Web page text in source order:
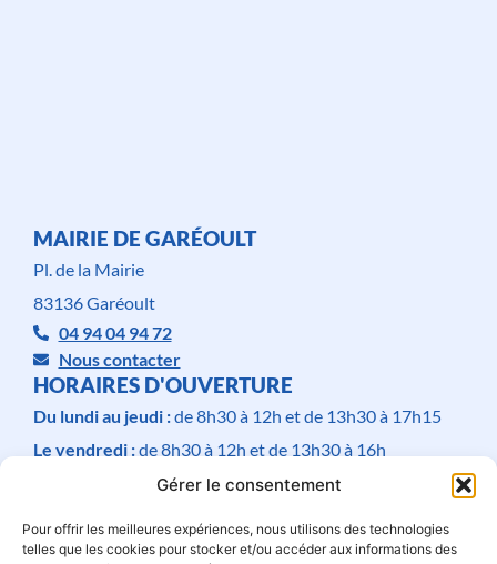
Gérer le consentement
Pour offrir les meilleures expériences, nous utilisons des technologies
telles que les cookies pour stocker et/ou accéder aux informations des
MAIRIE DE GARÉOULT
Pl. de la Mairie
83136 Garéoult
04 94 04 94 72
Nous contacter
HORAIRES D'OUVERTURE
Du lundi au jeudi :de 8h30 à 12h et de 13h30 à 17h15
Le vendredi :de 8h30 à 12h et de 13h30 à 16h
de 9h à 12h